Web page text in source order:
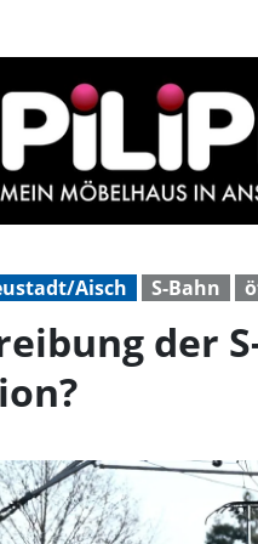
der S-
Aisch S-Bahn
der